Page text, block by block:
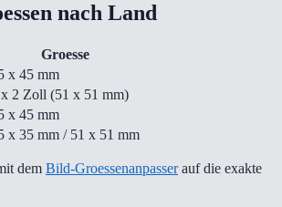
nach Land
Groesse
x 45 mm
2 Zoll (51 x 51 mm)
x 45 mm
x 35 mm / 51 x 51 mm
dem Bild-Groessenanpasserauf die exakte